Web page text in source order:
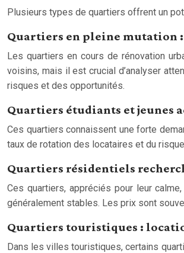
Plusieurs types de quartiers offrent un
Quartiers en pleine mutation
Les quartiers en cours de rénovation
voisins, mais il est crucial d’analyser
risques et des opportunités.
Quartiers étudiants et jeunes
Ces quartiers connaissent une forte
taux de rotation des locataires et du
Quartiers résidentiels
Ces quartiers, appréciés pour leur
généralement stables. Les prix sont
Quartiers touristiques :
Dans les villes touristiques, certains